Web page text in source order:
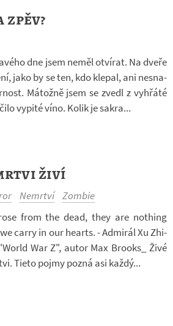
zpěv?
dne jsem neměl ot­ví­rat. Na dveře
jako by se ten, kdo kle­pal, ani ne­sna­
Má­tožně jsem se zvedl z vy­hřáté
vy­pité víno. Kolik je sakra...
živí
Nemrtví Zombie
from the dead, they are no­thing
carry in our hearts. - Ad­mi­rál Xu Zhi­
War Z", autor Max Bro­oks_ Živé
Tieto pojmy pozná asi každý...